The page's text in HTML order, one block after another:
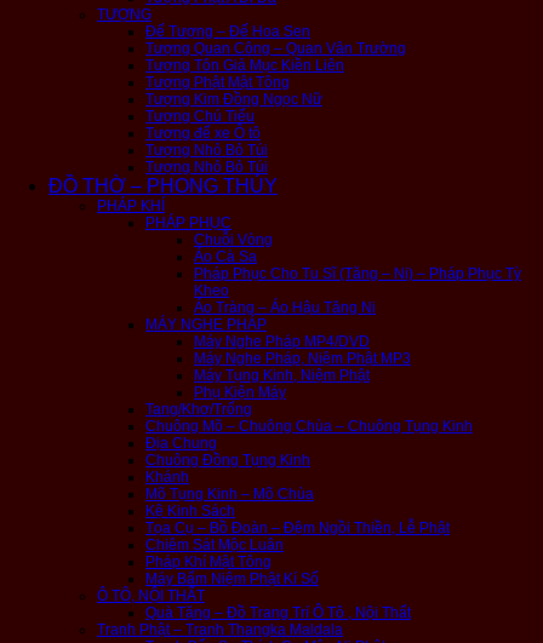
TƯỢNG
Đế Tượng – Đế Hoa Sen
Tượng Quan Công – Quan Vân Trường
Tượng Tôn Giả Mục Kiền Liên
Tượng Phật Mật Tông
Tượng Kim Đồng Ngọc Nữ
Tượng Chú Tiểu
Tượng để xe Ô tô
Tượng Nhỏ Bỏ Túi
Tượng Nhỏ Bỏ Túi
ĐỒ THỜ – PHONG THỦY
PHÁP KHÍ
PHÁP PHỤC
Chuỗi Vòng
Áo Cà Sa
Pháp Phục Cho Tu Sĩ (Tăng – Ni) – Pháp Phục Tỳ
Kheo
Áo Tràng – Áo Hậu Tăng Ni
MÁY NGHE PHÁP
Máy Nghe Pháp MP4/DVD
Máy Nghe Pháp, Niệm Phật MP3
Máy Tụng Kinh, Niệm Phật
Phụ Kiện Máy
Tang/Khơ/Trống
Chuông Mõ – Chuông Chùa – Chuông Tụng Kinh
Địa Chung
Chuông Đồng Tụng Kinh
Khánh
Mõ Tụng Kinh – Mõ Chùa
Kệ Kinh Sách
Tọa Cụ – Bồ Đoàn – Đệm Ngồi Thiền, Lễ Phật
Chiêm Sát Mộc Luân
Pháp Khí Mật Tông
Máy Bấm Niệm Phật Kí Số
Ô TÔ, NỘI THẤT
Quà Tặng – Đồ Trang Trí Ô Tô , Nội Thất
Tranh Phật – Tranh Thangka Maldala